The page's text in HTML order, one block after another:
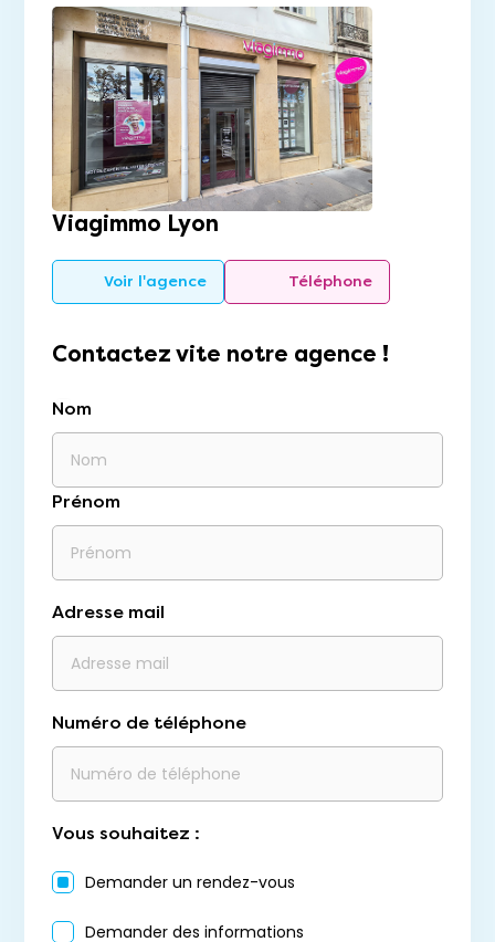
Viagimmo Lyon
Voir l'agence Téléphone
Contactez vite notre agence !
Nom
Prénom
Adresse mail
Numéro de téléphone
Vous souhaitez :
Demander un rendez-vous
Demander des informations